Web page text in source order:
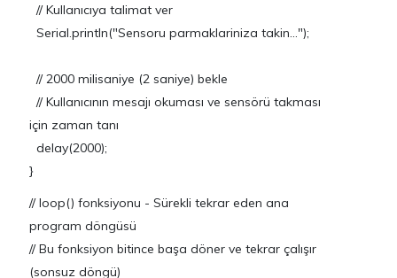
// Kullanıcıya talimat ver
Serial.println("Sensoru parmaklariniza takin...");
// 2000 milisaniye (2 saniye) bekle
// Kullanıcının mesajı okuması ve sensörü takması
için zaman tanı
delay(2000);
}
// loop() fonksiyonu - Sürekli tekrar eden ana
program döngüsü
// Bu fonksiyon bitince başa döner ve tekrar çalışır
(sonsuz döngü)